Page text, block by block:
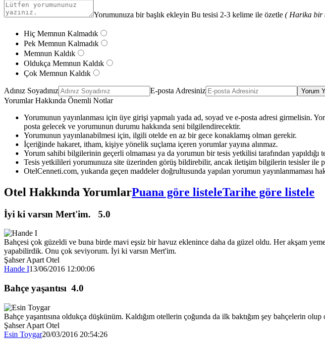
Yorumunuza bir başlık ekleyin Bu tesisi 2-3 kelime ile özetle ( Harika bir
Hiç Memnun Kalmadık
Pek Memnun Kalmadık
Memnun Kaldık
Oldukça Memnun Kaldık
Çok Memnun Kaldık
Adınız Soyadınız E-posta Adresiniz Yorum
Yorumlar Hakkında Önemli Notlar
Yorumunun yayınlanması için üye girişi yapmalı yada ad, soyad ve e-posta adresi girmelisin.
posta gelecek ve yorumunun durumu hakkında seni bilgilendirecektir.
Yorumunun yayınlanabilmesi için, ilgili otelde en az bir gece konaklamış olman gerekir.
İçeriğinde hakaret, itham, kişiye yönelik suçlama içeren yorumlar yayına alınmaz.
Yorum sahibi bilgilerinin geçerli olmaması ya da yorumun bir tesis yetkilisi tarafından yapıldığı
Tesis yetkilileri yorumunuza site üzerinden görüş bildirebilir, ancak iletişim bilgilerin tesisler ile
OtelCenneti.com, yukarıda geçen maddeler doğrultusunda yapılan yorumun yayınlanmaması
Otel Hakkında YorumlarPuana göre listeleTarihe göre listele
İyi ki varsın Mert'im. 5.0
Bahçesi çok güzeldi ve buna birde mavi eşsiz bir havuz eklenince daha da güzel oldu. Her akşam
yapabilirdik. Onu çok seviyorum. İyi ki varsın Mert'im.
Şahser Apart Otel
Hande I13/06/2016 12:00:06
Bahçe yaşantısı 4.0
Bahçe yaşantısına oldukça düşkünüm. Kaldığım otellerin çoğunda da ilk baktığım şey bahçelerin
Şahser Apart Otel
Esin Toygar20/03/2016 20:54:26